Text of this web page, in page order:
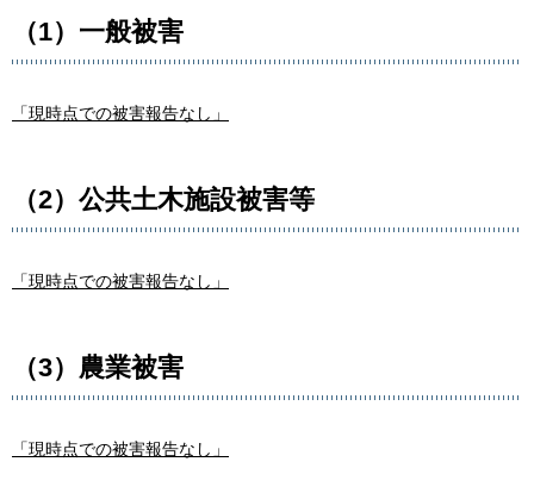
（1）一般被害
「現時点での被害報告なし」
（2）公共土木施設被害等
「現時点での被害報告なし」
（3）農業被害
「現時点での被害報告なし」